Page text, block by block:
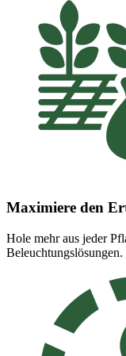
Maximiere den
Hole mehr aus jeder
Beleuchtungslösungen.